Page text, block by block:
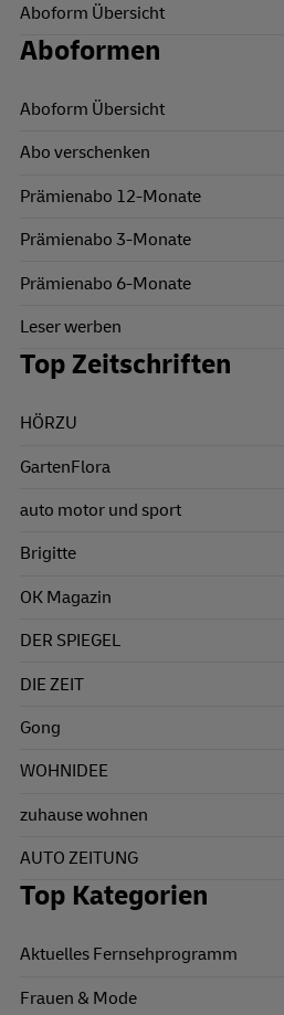
Aboform Übersicht
Aboformen
Aboform Übersicht
Abo verschenken
Prämienabo 12-Monate
Prämienabo 3-Monate
Prämienabo 6-Monate
Leser werben
Top Zeitschriften
HÖRZU
GartenFlora
auto motor und sport
Brigitte
OK Magazin
DER SPIEGEL
DIE ZEIT
Gong
WOHNIDEE
zuhause wohnen
AUTO ZEITUNG
Top Kategorien
Aktuelles Fernsehprogramm
Frauen & Mode